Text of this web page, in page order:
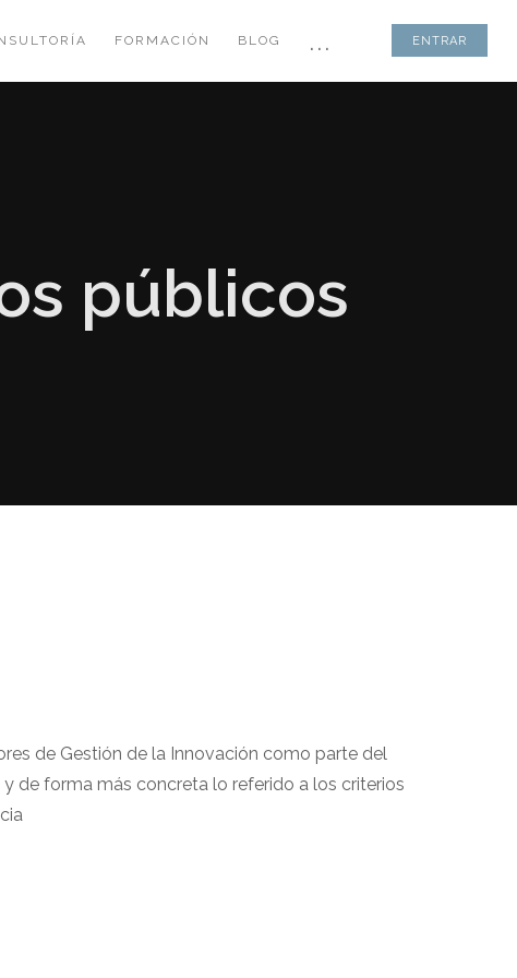
FORMACIÓN BLOG ... ENTRAR
públicos
de Gestión de la Innovación como parte del
de forma más concreta lo referido a los criterios